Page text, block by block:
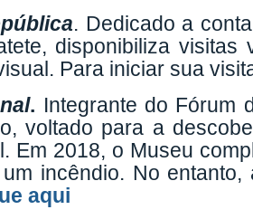
. Dedicado a
disponibiliza
Para iniciar sua
. Integrante do Fórum
voltado para a
Em 2018, o Museu
incêndio. No
aqui